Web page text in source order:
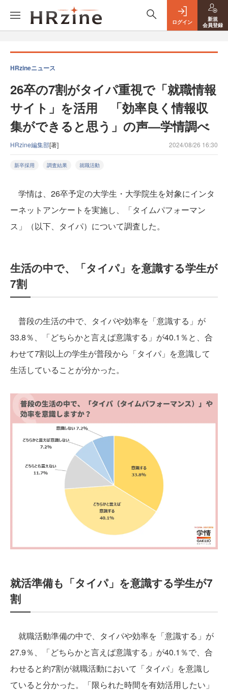
ログイン
新規
会員登録
HRzineニュース
26卒の7割がタイパ重視で「就職情報
サイト」を活用 「効率良く情報収
集ができると思う」の声—学情調べ
HRzine編集部[著] 2024/08/26 16:30
新卒採用 調査結果 就職活動
学情は、26卒予定の大学生・大学院生を対象にインタ
ーネットアンケートを実施し、「タイムパフォーマン
ス」（以下、タイパ）について調査した。
生活の中で、「タイパ」を意識する学生が
7割
普段の生活の中で、タイパや効率を「意識する」が
33.8％、「どちらかと言えば意識する」が40.1％と、合
わせて7割以上の学生が普段から「タイパ」を意識して
生活していることが分かった。
就活準備も「タイパ」を意識する学生が7
割
就職活動準備の中で、タイパや効率を「意識する」が
27.9％、「どちらかと言えば意識する」が40.1％で、合
わせると約7割が就職活動において「タイパ」を意識し
ていると分かった。「限られた時間を有効活用したい」